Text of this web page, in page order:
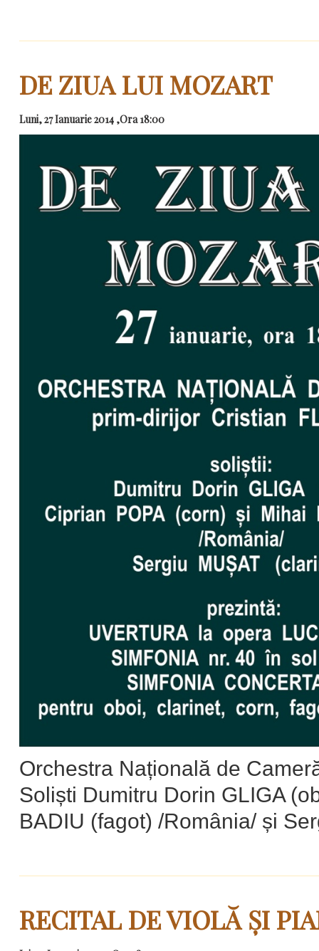
DE ZIUA LUI MOZART
Luni, 27 Ianuarie 2014 ,Ora 18:00
Orchestra Națională de
Soliști Dumitru Dorin GLIGA
BADIU (fagot) /România/ și
RECITAL DE VIOLĂ ȘI